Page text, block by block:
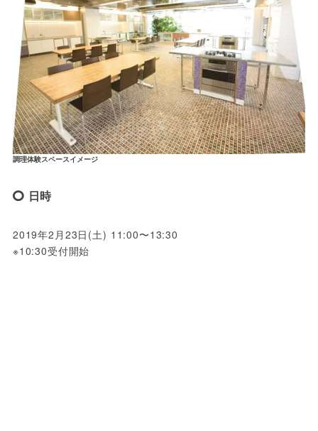
調理体験スペースイメージ
日時
2019年2月23日(土) 11:00〜13:30
※10:30受付開始